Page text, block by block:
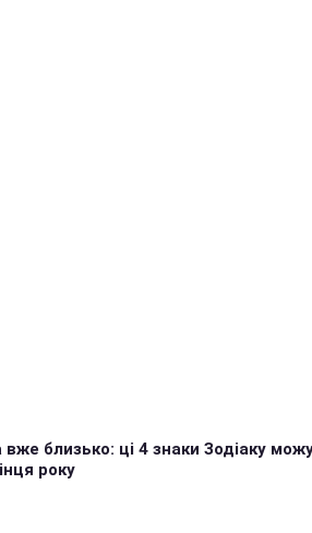
близько: ці 4 знаки Зодіаку
року